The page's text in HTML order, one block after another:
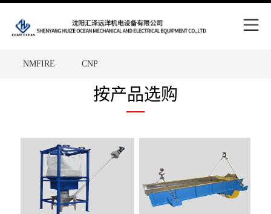
Skip
content
NMFIRE CNP
WPT FAM
RENOLD
HEYDAY TKD
Victaulic Putzmeiste
MHA ZENTGRAF
ALFAGOMMA
按产品选购